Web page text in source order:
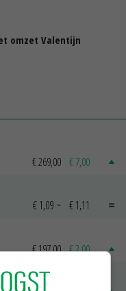
omzet Valentijn
€ 269,00 € 7,00
€ 1,09 ~ € 1,11
€ 197,00 € 2,00